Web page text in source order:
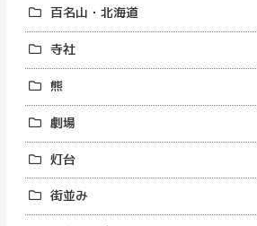
百名山・北海道
寺社
熊
劇場
灯台
街並み